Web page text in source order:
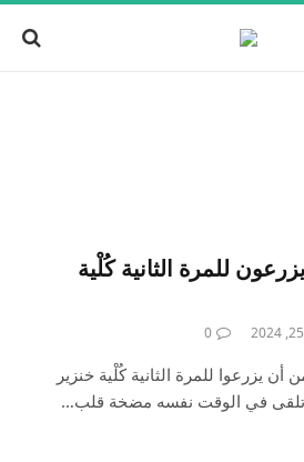
للمرة الثانية كُلْية
0
يزرعوا للمرة الثانية كُلْية خنزير
تلقى في الوقت نفسه مضخة قلب…